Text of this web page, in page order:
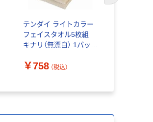
テンダイ ライトカラー
フェイスタオル5枚組
キナリ（無漂白） 1パック
￥758 （税込）